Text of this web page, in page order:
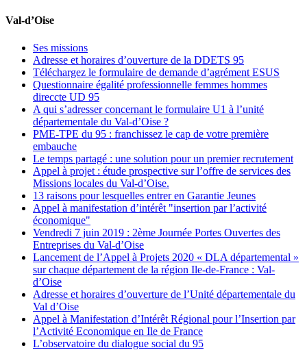
Val-d’Oise
Ses missions
Adresse et horaires d’ouverture de la DDETS 95
Téléchargez le formulaire de demande d’agrément ESUS
Questionnaire égalité professionnelle femmes hommes
direccte UD 95
A qui s’adresser concernant le formulaire U1 à l’unité
départementale du Val-d’Oise ?
PME-TPE du 95 : franchissez le cap de votre première
embauche
Le temps partagé : une solution pour un premier recrutement
Appel à projet : étude prospective sur l’offre de services des
Missions locales du Val-d’Oise.
13 raisons pour lesquelles entrer en Garantie Jeunes
Appel à manifestation d’intérêt "insertion par l’activité
économique"
Vendredi 7 juin 2019 : 2ème Journée Portes Ouvertes des
Entreprises du Val-d’Oise
Lancement de l’Appel à Projets 2020 « DLA départemental »
sur chaque département de la région Ile-de-France : Val-
d’Oise
Adresse et horaires d’ouverture de l’Unité départementale du
Val d’Oise
Appel à Manifestation d’Intérêt Régional pour l’Insertion par
l’Activité Economique en Ile de France
L’observatoire du dialogue social du 95